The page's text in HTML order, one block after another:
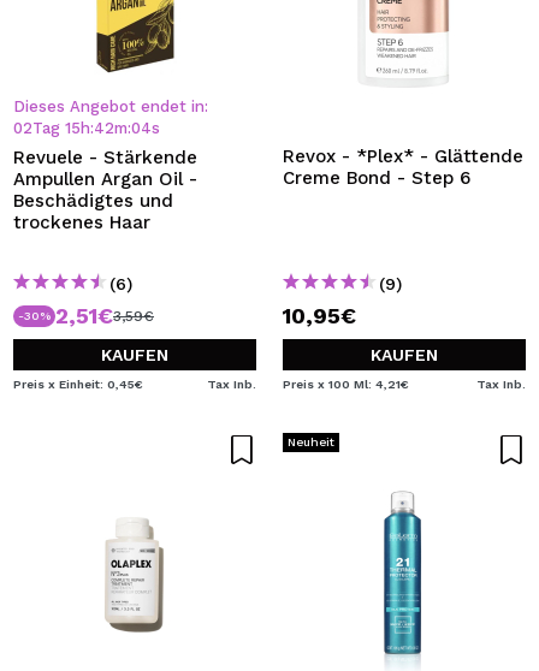
Dieses Angebot endet in:
02Tag 15 h:42m:04s
Revuele - Stärkende
Ampullen Argan Oil -
Beschädigtes und
trockenes Haar
(6)
-30% 2,51€3,59€
KAUFEN
Preis x Einheit: 0,45€ Tax Inb.
Revox - *Plex* - Glättende
Creme Bond - Step 6
(9)
10,95€
KAUFEN
Preis x 100 Ml: 4,21€ Tax Inb.
Neuheit